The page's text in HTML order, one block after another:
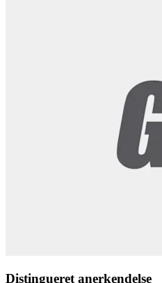
Distingueret anerkendelse